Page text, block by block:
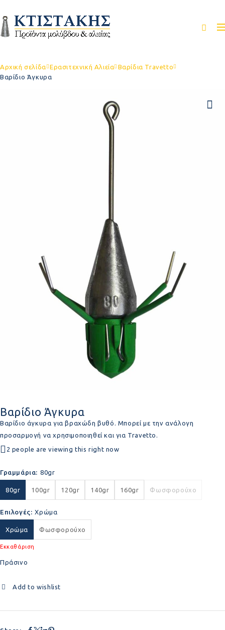
Αρχική σελίδα Ερασιτεχνική Αλιεία Βαρίδια Travetto
Βαρίδιο Άγκυρα
Βαρίδιο Άγκυρα
Βαρίδιο άγκυρα για βραχώδη βυθό. Μπορεί με την ανάλογη
προσαρμογή να χρησιμοποιηθεί και για Travetto.
2 people are viewing this right now
Γραμμάρια 80gr
80gr 100gr 120gr 140gr 160gr Φωσφορούχο
Επιλογές Χρώμα
Χρώμα Φωσφορούχο
Εκκαθάριση
Πράσινο
Add to wishlist